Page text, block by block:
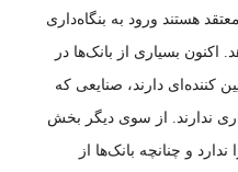
هستند ورود به بنگاه‌داری
اکنون بسیاری از بانک‌ها در
کننده‌ای دارند، صنایعی که
ندارند. از سوی دیگر بخش
و چنانچه بانک‌ها از